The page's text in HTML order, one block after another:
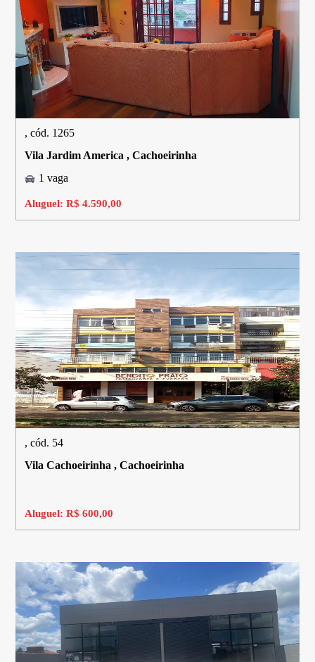
, cód. 1265
Vila Jardim America , Cachoeirinha
1 vaga
Aluguel: R$ 4.590,00
, cód. 54
Vila Cachoeirinha , Cachoeirinha
Aluguel: R$ 600,00